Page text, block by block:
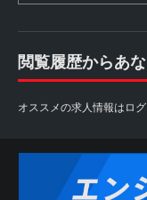
閲覧履歴からあ
オススメの求人情報はロ